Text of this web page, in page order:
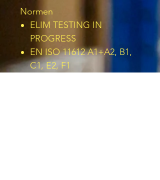
Normen
ELIM TESTING IN
PROGRESS
EN ISO 11612 A1+A2, B1,
C1, E2, F1